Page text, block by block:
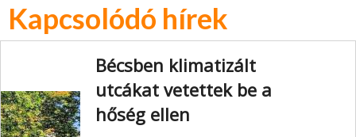
Kapcsolódó hírek
Bécsben klimatizált
utcákat vetettek be a
hőség ellen